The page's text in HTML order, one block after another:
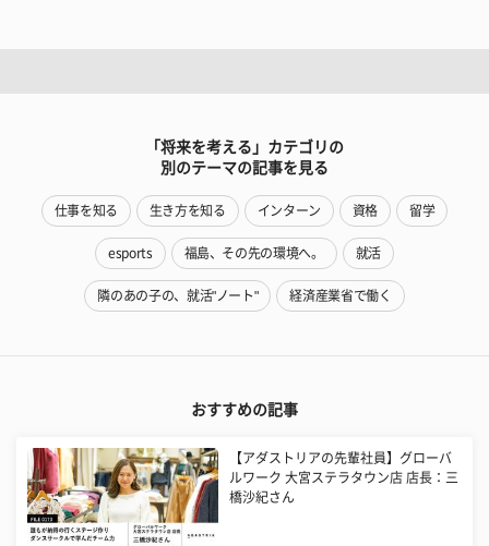
「将来を考える」カテゴリの
別のテーマの記事を見る
仕事を知る 生き方を知る インターン 資格 留学
esports 福島、その先の環境へ。 就活
隣のあの子の、就活"ノート" 経済産業省で働く
おすすめの記事
【アダストリアの先輩社員】グローバ
ルワーク 大宮ステラタウン店 店長：三
橋沙紀さん